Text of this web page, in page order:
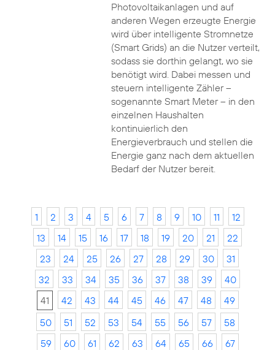
Photovoltaikanlagen und auf
anderen Wegen erzeugte Energie
wird über intelligente Stromnetze
(Smart Grids) an die Nutzer verteilt,
sodass sie dorthin gelangt, wo sie
benötigt wird. Dabei messen und
steuern intelligente Zähler –
sogenannte Smart Meter – in den
einzelnen Haushalten
kontinuierlich den
Energieverbrauch und stellen die
Energie ganz nach dem aktuellen
Bedarf der Nutzer bereit.
1 2 3 4 5 6 7 8 9 10 11
12
13
14 15 16 17 18 19 20 21
22
23
24 25 26 27 28 29 30
31
32
33 34 35 36 37 38 39
40
41
42 43 44 45 46 47 48
49
50
51 52 53 54 55 56 57
58
59
60 61 62 63 64 65 66
67